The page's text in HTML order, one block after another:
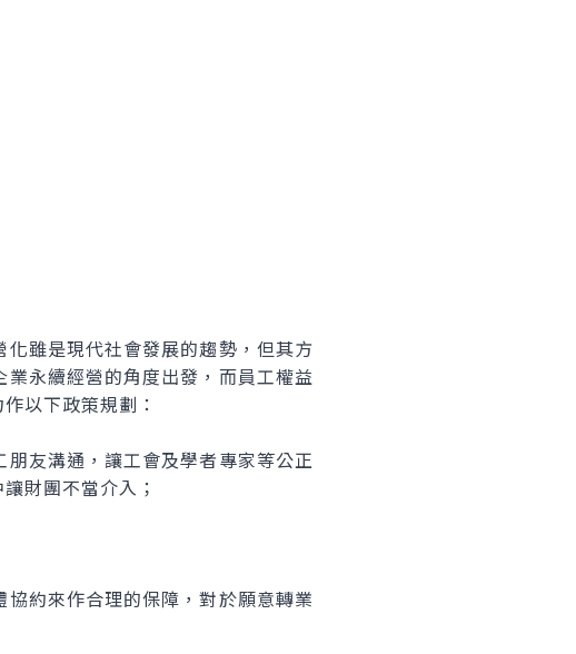
雖是現代社會發展的趨勢，但其方
永續經營的角度出發，而員工權益
以下政策規劃：
友溝通，讓工會及學者專家等公正
財團不當介入；
約來作合理的保障，對於願意轉業